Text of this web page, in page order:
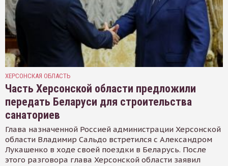
ХЕРСОНСКАЯ ОБЛАСТЬ
Часть Херсонской области предложили
передать Беларуси для строительства
санаториев
Глава назначенной Россией администрации Херсонской
области Владимир Сальдо встретился с Александром
Лукашенко в ходе своей поездки в Беларусь. После
этого разговора глава Херсонской области заявил